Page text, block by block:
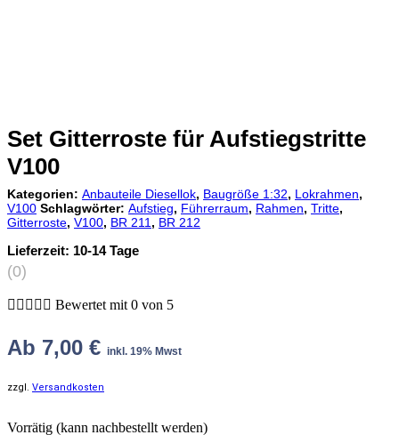
Set Gitterroste für Aufstiegstritte
V100
Kategorien: Anbauteile Diesellok, Baugröße 1:32, Lokrahmen,
V100 Schlagwörter: Aufstieg, Führerraum, Rahmen, Tritte,
Gitterroste, V100, BR 211, BR 212
Lieferzeit: 10-14 Tage
(0)
     Bewertet mit 0 von 5
Ab 7,00 € inkl. 19% Mwst
zzgl. Versandkosten
Vorrätig (kann nachbestellt werden)